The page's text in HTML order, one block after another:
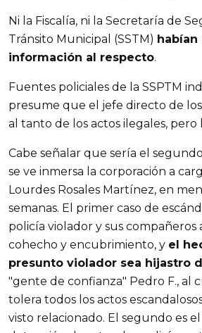
Ni la Fiscalía, ni la Secretaría de
Tránsito Municipal (SSTM)
información al respecto.
Fuentes policiales de la SSPTM
presume que el jefe directo de
al tanto de los actos ilegales, pero
Cabe señalar que sería el
se ve inmersa la corporación a
Lourdes Rosales Martínez, en
semanas. El primer caso de
policía violador y sus compañeros
cohecho y encubrimiento, y el
presunto violador sea hijastro
"gente de confianza" Pedro F., al
tolera todos los actos
visto relacionado. El segundo es